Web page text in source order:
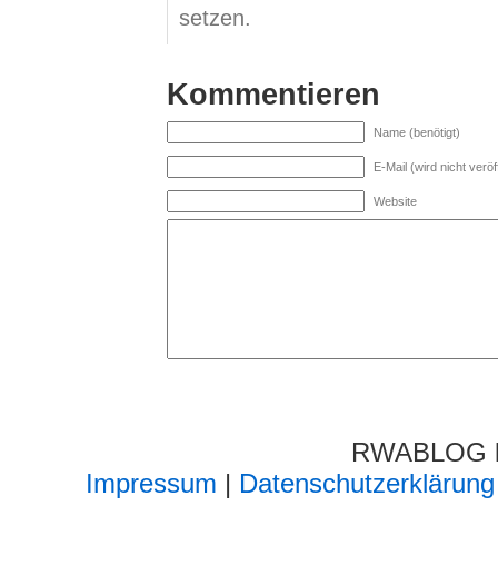
setzen.
Kommentieren
Name (benötigt)
E-Mail (wird nicht
Website
Impressum | Datenschutzerklärung